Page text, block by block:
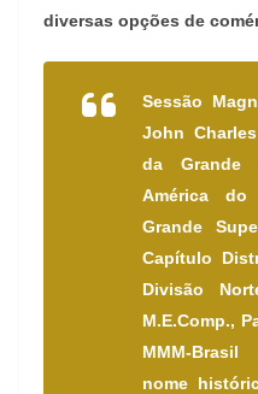
diversas opções de
Sessão
John
da
América
Grande
Capítulo
Divisão
M.E.Comp.,
MMM-
nome